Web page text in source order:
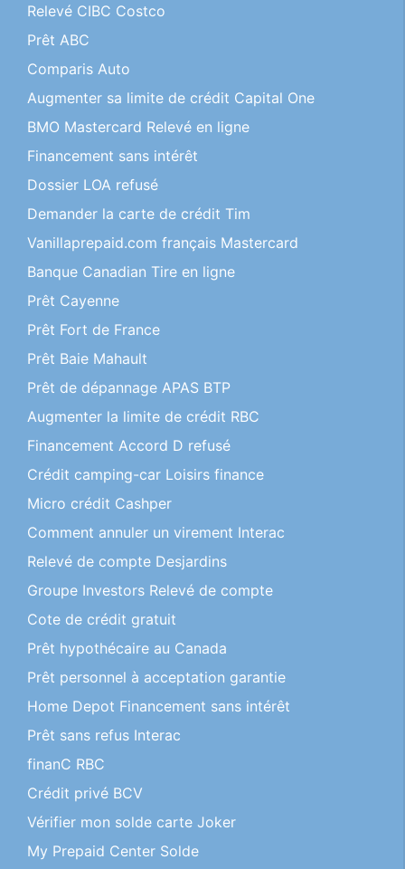
Relevé CIBC Costco
Prêt ABC
Comparis Auto
Augmenter sa limite de crédit Capital One
BMO Mastercard Relevé en ligne
Financement sans intérêt
Dossier LOA refusé
Demander la carte de crédit Tim
Vanillaprepaid.com français Mastercard
Banque Canadian Tire en ligne
Prêt Cayenne
Prêt Fort de France
Prêt Baie Mahault
Prêt de dépannage APAS BTP
Augmenter la limite de crédit RBC
Financement Accord D refusé
Crédit camping-car Loisirs finance
Micro crédit Cashper
Comment annuler un virement Interac
Relevé de compte Desjardins
Groupe Investors Relevé de compte
Cote de crédit gratuit
Prêt hypothécaire au Canada
Prêt personnel à acceptation garantie
Home Depot Financement sans intérêt
Prêt sans refus Interac
finanC RBC
Crédit privé BCV
Vérifier mon solde carte Joker
My Prepaid Center Solde